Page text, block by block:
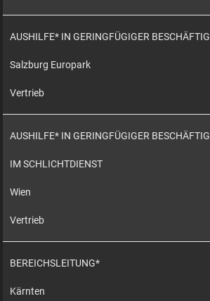
AUSHILFE* IN GERINGFÜGIGER
Salzburg Europark
Vertrieb
AUSHILFE* IN GERINGFÜGIGER
IM SCHLICHTDIENST
Wien
Vertrieb
BEREICHSLEITUNG*
Kärnten